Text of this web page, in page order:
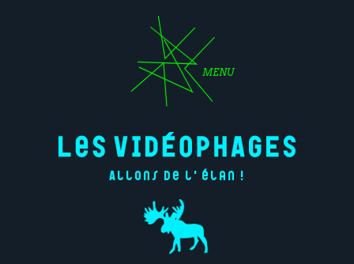
MENU
Allons de l'élan !